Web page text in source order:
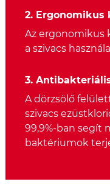
2. Ergonomikus
Az ergonomikus
a szivacs
3.
A dörzsölő
szivacs
99,9%-ban segít
baktériumok